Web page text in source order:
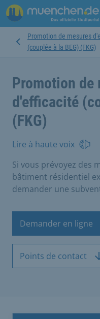
Promotion de mesures
(couplée à la BEG) (FKG)
Promotion de
d'efficacité
(FKG)
Lire à haute voix
Si vous prévoyez des
bâtiment résidentiel
demander une
Demander en ligne
Points de contact